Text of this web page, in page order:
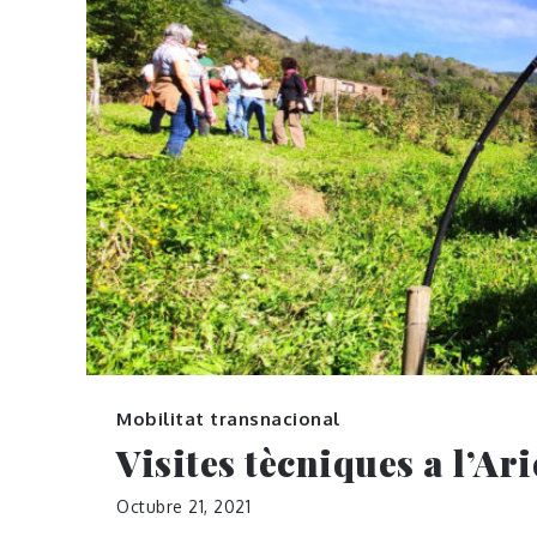
Mobilitat transnacional
Visites tècniques a
Octubre 21, 2021